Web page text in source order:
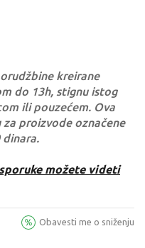
kreirane
do 13h, stignu istog
ili pouzećem. Ova
proizvode označene
dinara.
možete videti
Obavesti me o sniženju